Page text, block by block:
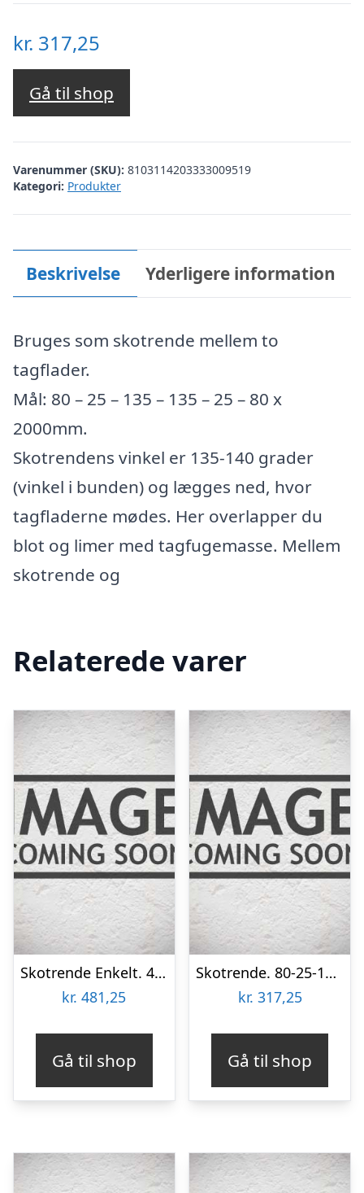
kr. 317,25
Gå til shop
Varenummer (SKU): 8103114203333009519
Kategori: Produkter
Beskrivelse Yderligere information
Bruges som skotrende mellem to
tagflader.
Mål: 80 – 25 – 135 – 135 – 25 – 80 x
2000mm.
Skotrendens vinkel er 135-140 grader
(vinkel i bunden) og lægges ned, hvor
tagfladerne mødes. Her overlapper du
blot og limer med tagfugemasse. Mellem
skotrende og
Relaterede varer
Skotrende Enkelt. 400-400×2000 mm. – Hvid – 20 års garanti (0,50)
kr. 481,25
Gå til shop
Skotrende. 80-25-135-135-25-80×2000 mm. – Grøn – 20 års garanti (0,50)
kr. 317,25
Gå til shop